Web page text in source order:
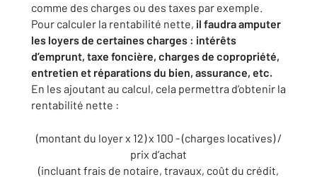
comme des charges ou des taxes par exemple.
Pour calculer la rentabilité nette, il faudra amputer
les loyers de certaines charges : intérêts
d’emprunt, taxe foncière, charges de copropriété,
entretien et réparations du bien, assurance, etc.
En les ajoutant au calcul, cela permettra d’obtenir la
rentabilité nette :
(montant du loyer x 12) x 100 - (charges locatives) /
prix d’achat
(incluant frais de notaire, travaux, coût du crédit,